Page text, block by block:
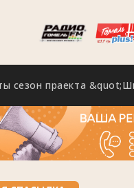
праекта &quot;Школа